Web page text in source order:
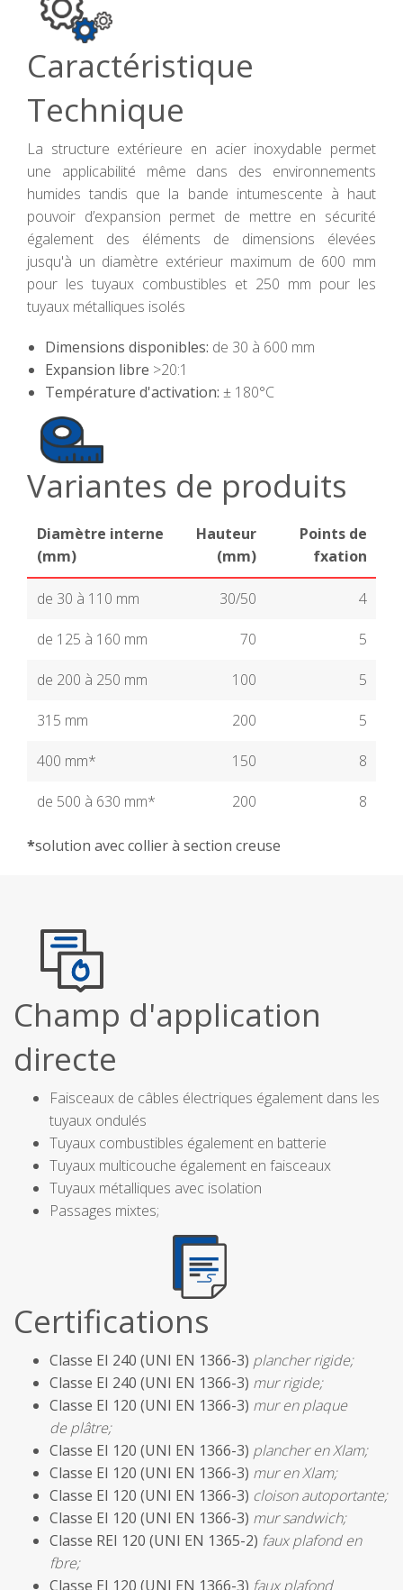
Caractéristique
Technique
La structure extérieure en acier inoxydable permet
une applicabilité même dans des environnements
humides tandis que la bande intumescente à haut
pouvoir d’expansion permet de mettre en sécurité
également des éléments de dimensions élevées
jusqu'à un diamètre extérieur maximum de 600 mm
pour les tuyaux combustibles et 250 mm pour les
tuyaux métalliques isolés
Dimensions disponibles: de 30 à 600 mm
Expansion libre >20:1
Température d'activation: ± 180°C
Variantes de produits
Diamètre interne
(mm)
Hauteur
(mm)
Points de
fxation
de 30 à 110 mm 30/50 4
de 125 à 160 mm 70 5
de 200 à 250 mm 100 5
315 mm 200 5
400 mm* 150 8
de 500 à 630 mm* 200 8
*solution avec collier à section creuse
Champ d'application
directe
Faisceaux de câbles électriques également dans les
tuyaux ondulés
Tuyaux combustibles également en batterie
Tuyaux multicouche également en faisceaux
Tuyaux métalliques avec isolation
Passages mixtes;
Certifications
Classe EI 240 (UNI EN 1366-3) plancher rigide;
Classe EI 240 (UNI EN 1366-3) mur rigide;
Classe EI 120 (UNI EN 1366-3) mur en plaque
de plâtre;
Classe EI 120 (UNI EN 1366-3) plancher en Xlam;
Classe EI 120 (UNI EN 1366-3) mur en Xlam;
Classe EI 120 (UNI EN 1366-3) cloison autoportante;
Classe EI 120 (UNI EN 1366-3) mur sandwich;
Classe REI 120 (UNI EN 1365-2) faux plafond en
fbre;
Classe EI 120 (UNI EN 1366-3) faux plafond